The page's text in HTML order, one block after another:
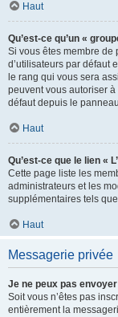
Haut
Qu’est-ce qu’un «
Si vous êtes membre de
d’utilisateurs par défaut
le rang qui vous sera
peuvent vous autoriser
défaut depuis le
Haut
Qu’est-ce que le lien «
Cette page liste les
administrateurs et les
supplémentaires tels
Haut
Messagerie privée
Je ne peux pas
Soit vous n’êtes pas
entièrement la